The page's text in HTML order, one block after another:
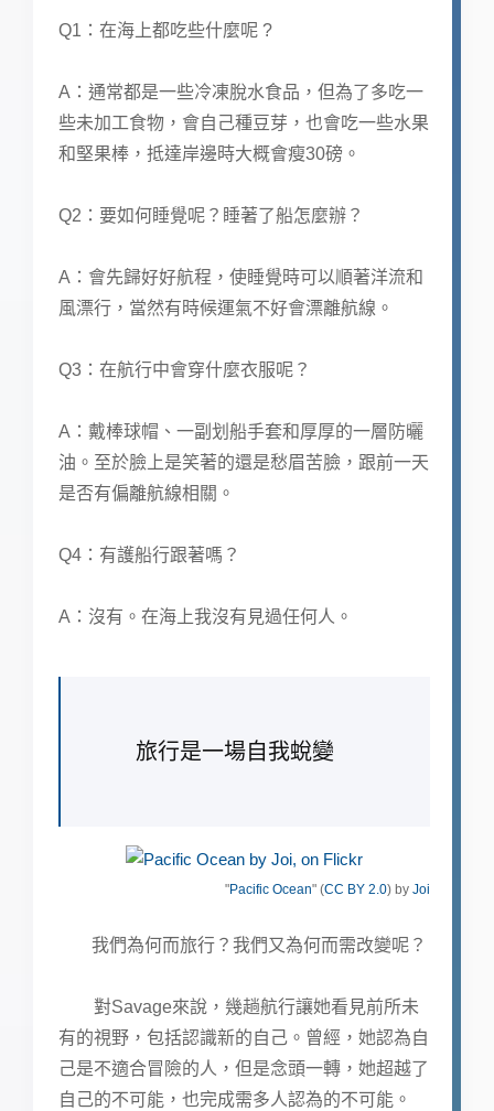
Q1：在海上都吃些什麼呢 ?
A：通常都是一些冷凍脫水食品，但為了多吃一
些未加工食物，會自己種豆芽，也會吃一些水果
和堅果棒，抵達岸邊時大概會瘦30磅。
Q2：要如何睡覺呢？睡著了船怎麼辦？
A：會先歸好好航程，使睡覺時可以順著洋流和
風漂行，當然有時候運氣不好會漂離航線。
Q3：在航行中會穿什麼衣服呢？
A：戴棒球帽、一副划船手套和厚厚的一層防曬
油。至於臉上是笑著的還是愁眉苦臉，跟前一天
是否有偏離航線相關。
Q4：有護船行跟著嗎？
A：沒有。在海上我沒有見過任何人。
旅行是一場自我蛻變
"Pacific Ocean" (CC BY 2.0) by Joi
我們為何而旅行？我們又為何而需改變呢？
對Savage來說，幾趟航行讓她看見前所未
有的視野，包括認識新的自己。曾經，她認為自
己是不適合冒險的人，但是念頭一轉，她超越了
自己的不可能，也完成需多人認為的不可能。